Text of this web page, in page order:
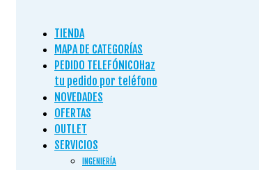
TIENDA
MAPA DE CATEGORÍAS
PEDIDO TELEFÓNICO Haz
tu pedido por teléfono
NOVEDADES
OFERTAS
OUTLET
SERVICIOS
INGENIERÍA